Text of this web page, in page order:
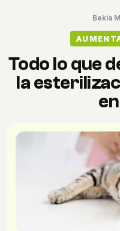
Bekia
Todo lo que
la